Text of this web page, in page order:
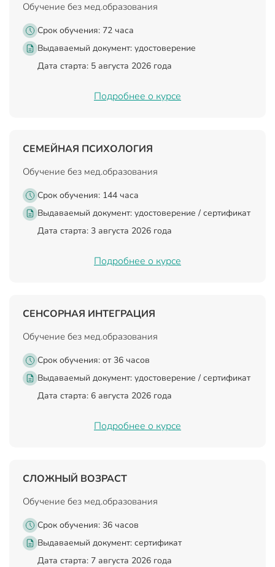
Обучение без мед.образования
Срок обучения: 72 часа
Выдаваемый документ: удостоверение
Дата старта: 5 августа 2026 года
Подробнее о курсе
СЕМЕЙНАЯ ПСИХОЛОГИЯ
Обучение без мед.образования
Срок обучения: 144 часа
Выдаваемый документ: удостоверение / сертификат
Дата старта: 3 августа 2026 года
Подробнее о курсе
СЕНСОРНАЯ ИНТЕГРАЦИЯ
Обучение без мед.образования
Срок обучения: от 36 часов
Выдаваемый документ: удостоверение / сертификат
Дата старта: 6 августа 2026 года
Подробнее о курсе
СЛОЖНЫЙ ВОЗРАСТ
Обучение без мед.образования
Срок обучения: 36 часов
Выдаваемый документ: сертификат
Дата старта: 7 августа 2026 года